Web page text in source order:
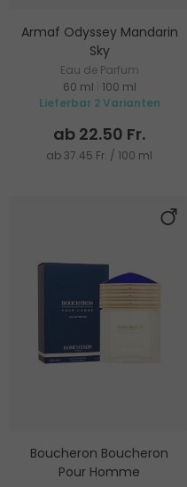
Armaf Odyssey Mandarin
Sky
Eau de Parfum
60 ml
100 ml
Lieferbar 2 Varianten
ab 22.50 Fr.
ab 37.45 Fr. / 100 ml
Boucheron Boucheron
Pour Homme